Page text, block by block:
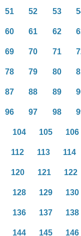
51 52 53
60 61 62
69 70 71
78 79 80
87 88 89
96 97 98
104 105 106
112 113 114
120 121 122
128 129 130
136 137 138
144 145 146